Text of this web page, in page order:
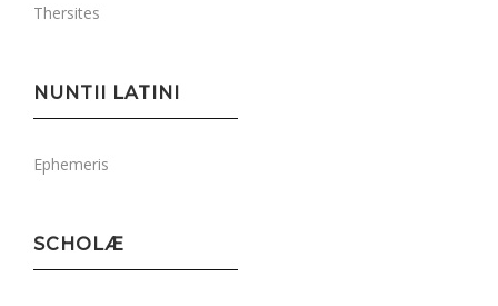
Thersites
NUNTII LATINI
Ephemeris
SCHOLÆ